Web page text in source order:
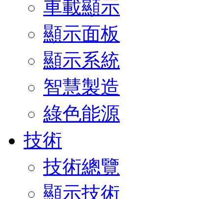
車載顯示
顯示面板
顯示系統
智慧製造
綠色能源
技術
技術總覽
顯示技術